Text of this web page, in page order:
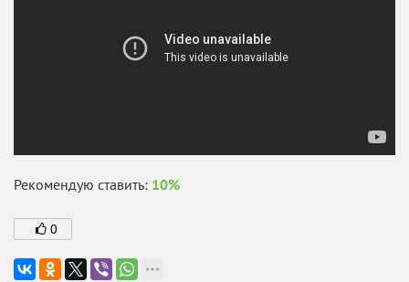
Рекомендую ставить: 10%
0